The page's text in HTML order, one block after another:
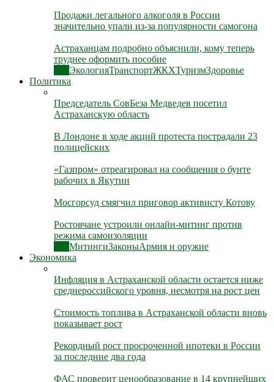
Продажи легального алкоголя в России
значительно упали из-за популярности самогона
Астраханцам подробно объяснили, кому теперь
труднее оформить пособие
ЭкологияТранспортЖКХТуризмЗдоровье
Политика
Председатель СовБеза Медведев посетил
Астраханскую область
В Лондоне в ходе акций протеста пострадали 23
полицейских
«Газпром» отреагировал на сообщения о бунте
рабочих в Якутии
Мосгорсуд смягчил приговор активисту Котову
Ростовчане устроили онлайн-митинг против
режима самоизоляции
МитингиЗаконыАрмия и оружие
Экономика
Инфляция в Астраханской области остается ниже
среднероссийского уровня, несмотря на рост цен
Стоимость топлива в Астраханской области вновь
показывает рост
Рекордный рост просроченной ипотеки в России
за последние два года
ФАС проверит ценообразование в 14 крупнейших